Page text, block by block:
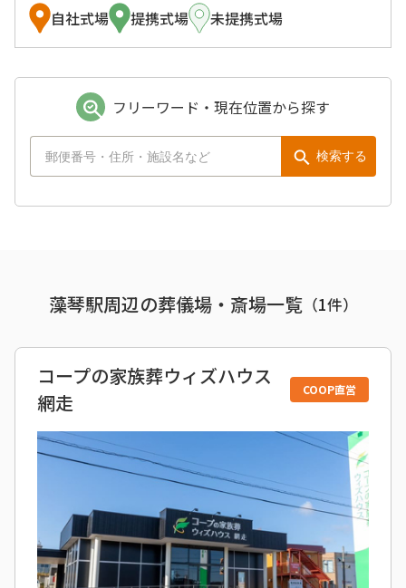
自社式場 提携式場 未提携式場
フリーワード・現在位置から探す
検索する
藻琴駅周辺の葬儀場・斎場一覧（1件）
コープの家族葬ウィズハウス
網走
COOP直営